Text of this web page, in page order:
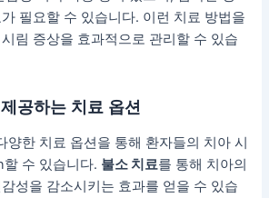
필요할 수 있습니다. 이런 치료 방법을
림 증상을 효과적으로 관리할 수 있습
공하는 치료 옵션
양한 치료 옵션을 통해 환자들의 치아 시
수 있습니다. 불소 치료를 통해 치아의
성을 감소시키는 효과를 얻을 수 있습